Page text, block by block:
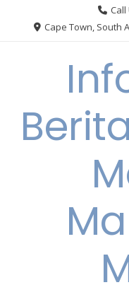
Call
Cape Town, South